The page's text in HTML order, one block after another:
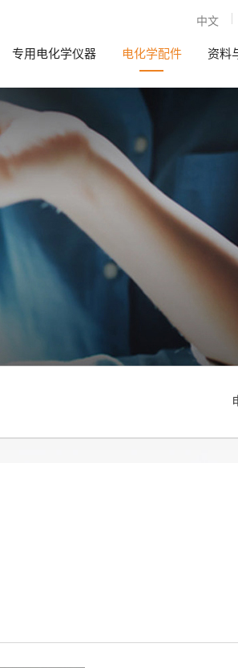
中文
专用电化学仪器 电化学配件 资料